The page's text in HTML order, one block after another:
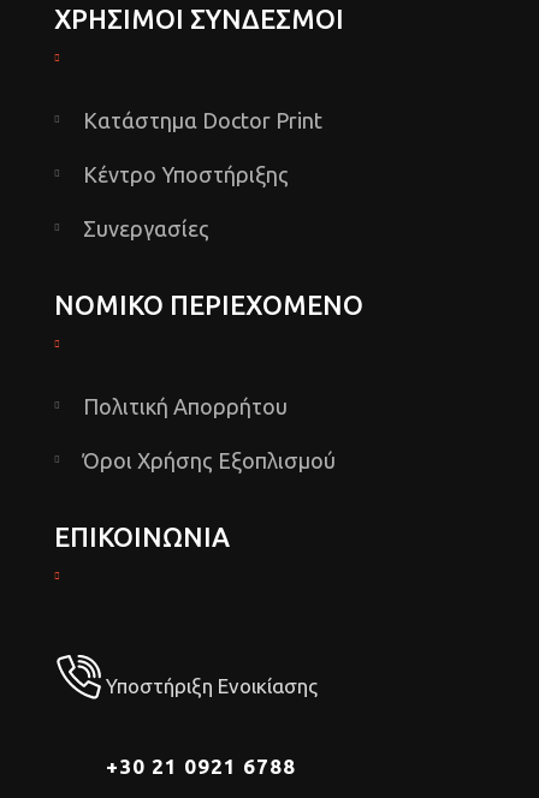
ΧΡΗΣΙΜΟΙ ΣΥΝΔΕΣΜΟΙ
Κατάστημα Doctor Print
Κέντρο Υποστήριξης
Συνεργασίες
ΝΟΜΙΚΟ ΠΕΡΙΕΧΟΜΕΝΟ
Πολιτική Απορρήτου
Όροι Χρήσης Εξοπλισμού
ΕΠΙΚΟΙΝΩΝΙΑ
Υποστήριξη Ενοικίασης
+30 21 0921 6788